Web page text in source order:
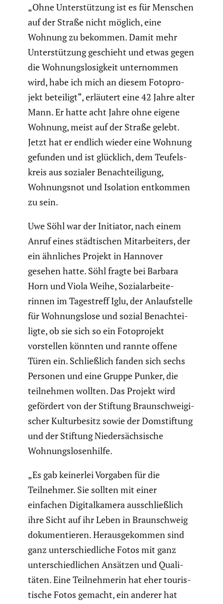
„Ohne Unter­stüt­zung ist es für Menschen
auf der Straße nicht möglich, eine
Wohnung zu bekommen. Damit mehr
Unter­stüt­zung geschieht und etwas gegen
die Wohnungs­lo­sig­keit unter­nommen
wird, habe ich mich an diesem Fotopro­
jekt beteiligt“, erläutert eine 42 Jahre alter
Mann. Er hatte acht Jahre ohne eigene
Wohnung, meist auf der Straße gelebt.
Jetzt hat er endlich wieder eine Wohnung
gefunden und ist glücklich, dem Teufels­
kreis aus sozialer Benach­tei­li­gung,
Wohnungsnot und Isolation entkommen
zu sein.
Uwe Söhl war der Initiator, nach einem
Anruf eines städti­schen Mitar­bei­ters, der
ein ähnliches Projekt in Hannover
gesehen hatte. Söhl fragte bei Barbara
Horn und Viola Weihe, Sozial­ar­bei­te­
rinnen im Tages­treff Iglu, der Anlauf­stelle
für Wohnungs­lose und sozial Benach­tei­
ligte, ob sie sich so ein Fotopro­jekt
vorstellen könnten und rannte offene
Türen ein. Schließ­lich fanden sich sechs
Personen und eine Gruppe Punker, die
teilnehmen wollten. Das Projekt wird
gefördert von der Stiftung Braun­schwei­gi­
scher Kultur­be­sitz sowie der Domstif­tung
und der Stiftung Nieder­säch­si­sche
Wohnungs­lo­sen­hilfe.
„Es gab keinerlei Vorgaben für die
Teilnehmer. Sie sollten mit einer
einfachen Digital­ka­mera ausschließ­lich
ihre Sicht auf ihr Leben in Braun­schweig
dokumen­tieren. Heraus­ge­kommen sind
ganz unter­schied­liche Fotos mit ganz
unter­schied­li­chen Ansätzen und Quali­
täten. Eine Teilneh­merin hat eher touris­
ti­sche Fotos gemacht, ein anderer hat